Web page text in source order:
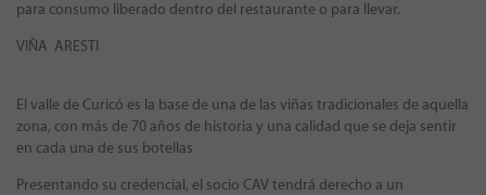
para consumo liberado dentro del restaurante o para llevar.
VIÑA ARESTI
El valle de Curicó es la base de una de las viñas tradicionales de aquella
zona, con más de 70 años de historia y una calidad que se deja sentir
en cada una de sus botellas
Presentando su credencial, el socio CAV tendrá derecho a un